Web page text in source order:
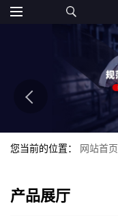
您当前的位置： 网站首页
产品展厅